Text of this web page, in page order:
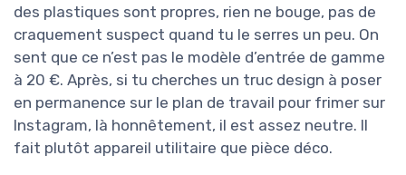
des plastiques sont propres, rien ne bouge, pas de
craquement suspect quand tu le serres un peu. On
sent que ce n’est pas le modèle d’entrée de gamme
à 20 €. Après, si tu cherches un truc design à poser
en permanence sur le plan de travail pour frimer sur
Instagram, là honnêtement, il est assez neutre. Il
fait plutôt appareil utilitaire que pièce déco.